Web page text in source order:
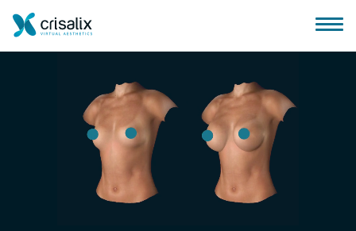
Huis chirurg
3D business platform